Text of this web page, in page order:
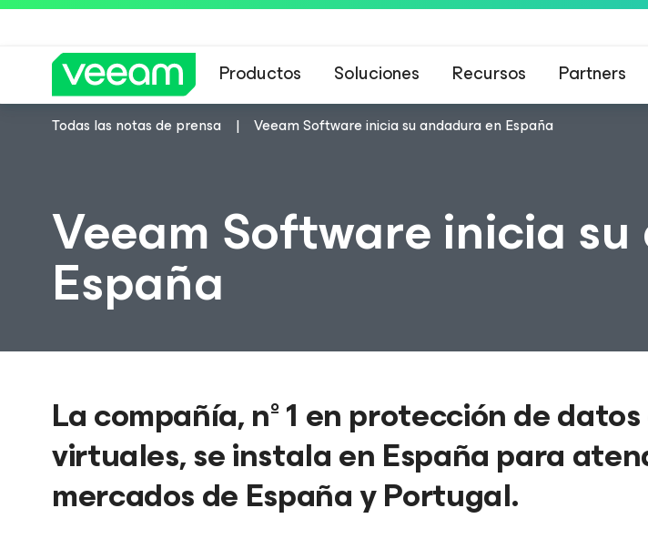
Productos Soluciones Recursos Partners
Todas las notas de prensa Veeam Software inicia su andadura en España
Veeam Software inicia
España
La compañía, nº 1 en protección de
virtuales, se instala en España para
mercados de España y Portugal.